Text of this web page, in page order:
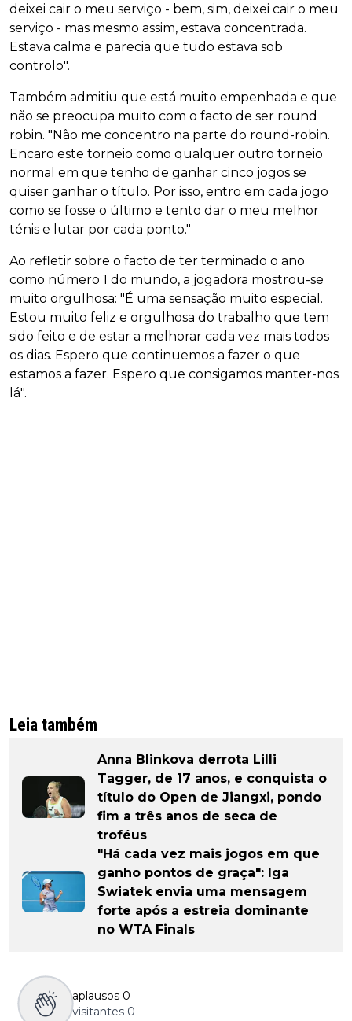
deixei cair o meu serviço - bem, sim, deixei cair o meu
serviço - mas mesmo assim, estava concentrada.
Estava calma e parecia que tudo estava sob
controlo".
Também admitiu que está muito empenhada e que
não se preocupa muito com o facto de ser round
robin. "Não me concentro na parte do round-robin.
Encaro este torneio como qualquer outro torneio
normal em que tenho de ganhar cinco jogos se
quiser ganhar o título. Por isso, entro em cada jogo
como se fosse o último e tento dar o meu melhor
ténis e lutar por cada ponto."
Ao refletir sobre o facto de ter terminado o ano
como número 1 do mundo, a jogadora mostrou-se
muito orgulhosa: "É uma sensação muito especial.
Estou muito feliz e orgulhosa do trabalho que tem
sido feito e de estar a melhorar cada vez mais todos
os dias. Espero que continuemos a fazer o que
estamos a fazer. Espero que consigamos manter-nos
lá".
Leia também
Anna Blinkova derrota Lilli
Tagger, de 17 anos, e conquista o
título do Open de Jiangxi, pondo
fim a três anos de seca de
troféus
"Há cada vez mais jogos em que
ganho pontos de graça": Iga
Swiatek envia uma mensagem
forte após a estreia dominante
no WTA Finals
aplausos 0
visitantes 0